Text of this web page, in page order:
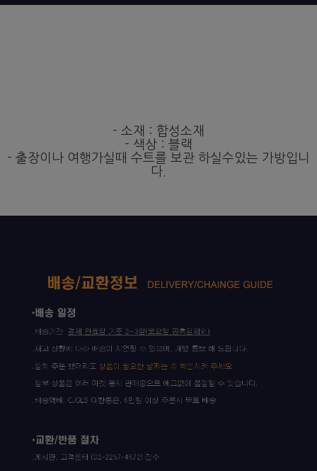
- 소재 : 합성소재
- 색상 : 블랙
- 출장이나 여행가실때 수트를 보관 하실수있는 가방입니
다.